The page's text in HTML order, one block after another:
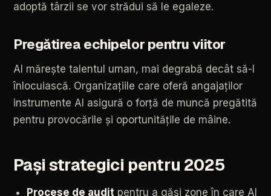
adoptă târzii se vor strădui să le egaleze.
Pregătirea echipelor pentru viitor
AI mărește talentul uman, mai degrabă decât să-l
înlocuiască. Organizațiile care oferă angajaților
instrumente AI asigură o forță de muncă pregătită
pentru provocările și oportunitățile de mâine.
Pașistrategici pentru 2025
Procese de audit pentru a găsi zone în care AI